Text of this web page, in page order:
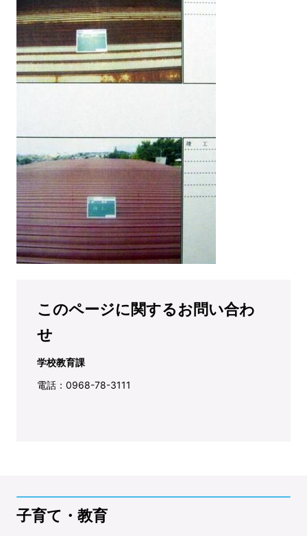
このページに関するお問い合わ
せ
学校教育課
電話：0968-78-3111
子育て・教育